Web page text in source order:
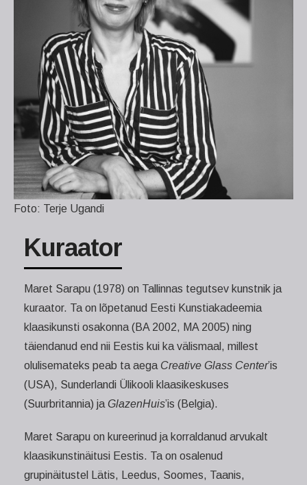
Foto: Terje Ugandi
Kuraator
Maret Sarapu (1978) on Tallinnas tegutsev kunstnik ja
kuraator. Ta on lõpetanud Eesti Kunstiakadeemia
klaasikunsti osakonna (BA 2002, MA 2005) ning
täiendanud end nii Eestis kui ka välismaal, millest
olulisemateks peab ta aega Creative Glass Center’is
(USA), Sunderlandi Ülikooli klaasikeskuses
(Suurbritannia) ja GlazenHuis’is (Belgia).
Maret Sarapu on kureerinud ja korraldanud arvukalt
klaasikunstinäitusi Eestis. Ta on osalenud
grupinäitustel Lätis, Leedus, Soomes, Taanis,